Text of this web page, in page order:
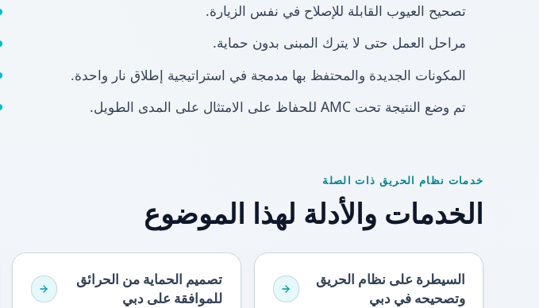
تصحيح العيوب القابلة للإصلاح في نفس الزيارة.
مراحل العمل حتى لا يترك المبنى بدون حماية.
المكونات الجديدة والمحتفظ بها مدمجة في استراتيجية إطلاق نار واحدة.
تم وضع النتيجة تحت AMC للحفاظ على الامتثال على المدى الطويل.
خدمات نظام الحريق ذات الصلة
الخدمات والأدلة لهذا الموضوع
السيطرة على نظام الحريق
وتصحيحه في دبي
تصميم الحماية من الحرائق
للموافقة على دبي